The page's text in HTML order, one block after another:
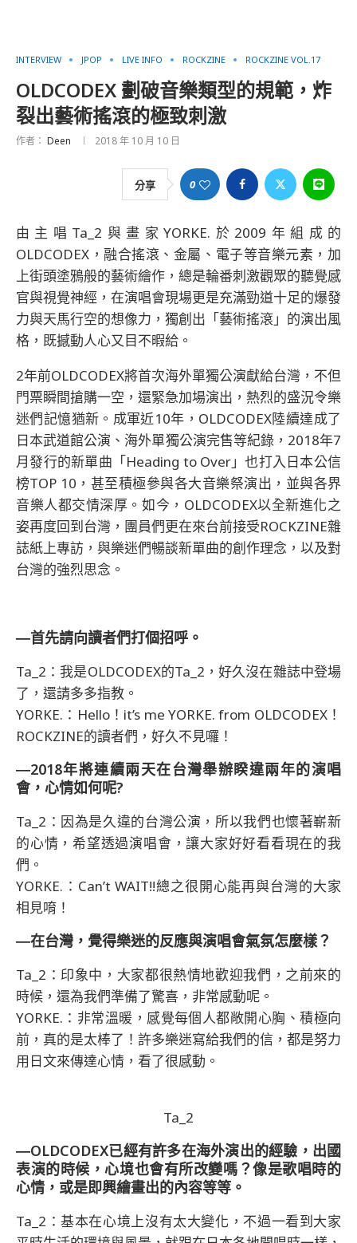
INTERVIEW JPOP LIVE INFO ROCKZINE ROCKZINE VOL.17
OLDCODEX 劃破音樂類型的規範，炸
裂出藝術搖滾的極致刺激
作者： Deen 2018 年 10 月 10 日
分享 0
由主唱Ta_2與畫家YORKE.於2009年組成的
OLDCODEX，融合搖滾、金屬、電子等音樂元素，加
上街頭塗鴉般的藝術繪作，總是輪番刺激觀眾的聽覺感
官與視覺神經，在演唱會現場更是充滿勁道十足的爆發
力與天馬行空的想像力，獨創出「藝術搖滾」的演出風
格，既撼動人心又目不暇給。
2年前OLDCODEX將首次海外單獨公演獻給台灣，不但
門票瞬間搶購一空，還緊急加場演出，熱烈的盛況令樂
迷們記憶猶新。成軍近10年，OLDCODEX陸續達成了
日本武道館公演、海外單獨公演完售等紀錄，2018年7
月發行的新單曲「Heading to Over」也打入日本公信
榜TOP 10，甚至積極參與各大音樂祭演出，並與各界
音樂人都交情深厚。如今，OLDCODEX以全新進化之
姿再度回到台灣，團員們更在來台前接受ROCKZINE雜
誌紙上專訪，與樂迷們暢談新單曲的創作理念，以及對
台灣的強烈思念。
―首先請向讀者們打個招呼。
Ta_2：我是OLDCODEX的Ta_2，好久沒在雜誌中登場
了，還請多多指教。
YORKE.：Hello！it’s me YORKE. from OLDCODEX！
ROCKZINE的讀者們，好久不見囉！
―2018年將連續兩天在台灣舉辦睽違兩年的演唱
會，心情如何呢?
Ta_2：因為是久違的台灣公演，所以我們也懷著嶄新
的心情，希望透過演唱會，讓大家好好看看現在的我
們。
YORKE.：Can’t WAIT!!總之很開心能再與台灣的大家
相見唷！
―在台灣，覺得樂迷的反應與演唱會氣氛怎麼樣？
Ta_2：印象中，大家都很熱情地歡迎我們，之前來的
時候，還為我們準備了驚喜，非常感動呢。
YORKE.：非常溫暖，感覺每個人都敞開心胸、積極向
前，真的是太棒了！許多樂迷寫給我們的信，都是努力
用日文來傳達心情，看了很感動。
Ta_2
―OLDCODEX已經有許多在海外演出的經驗，出國
表演的時候，心境也會有所改變嗎？像是歌唱時的
心情，或是即興繪畫出的內容等等。
Ta_2：基本在心境上沒有太大變化，不過一看到大家